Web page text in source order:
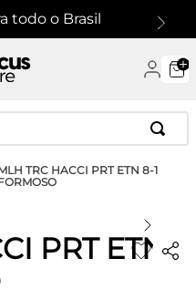
todo o Brasil
TRC HACCI PRT ETN 8-1
PRT ETN